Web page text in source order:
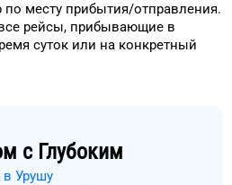
по месту прибытия/отправления.
рейсы, прибывающие в
суток или на конкретный
с Глубоким
в Урушу